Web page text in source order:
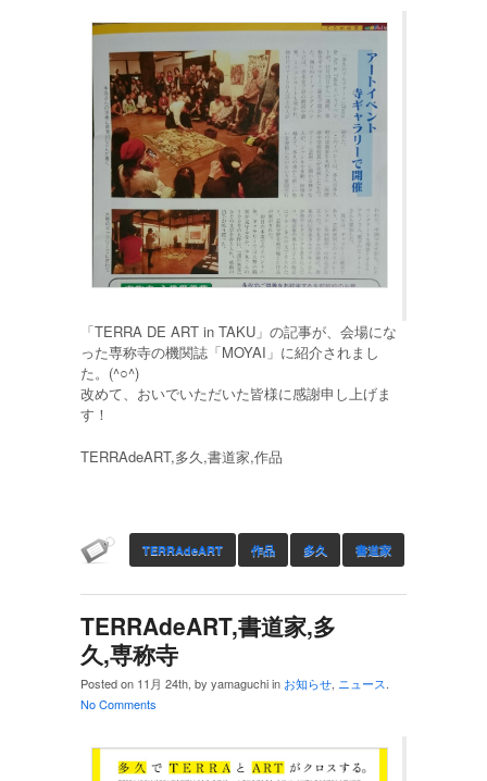
「TERRA DE ART in TAKU」の記事が、会場にな
った専称寺の機関誌「MOYAI」に紹介されまし
た。(^○^)
改めて、おいでいただいた皆様に感謝申し上げま
す！
TERRAdeART,多久,書道家,作品
TERRAdeART 作品 多久 書道家
TERRAdeART,書道家,多
久,専称寺
Posted on 11月 24th, by yamaguchi in お知らせ, ニュース.
No Comments